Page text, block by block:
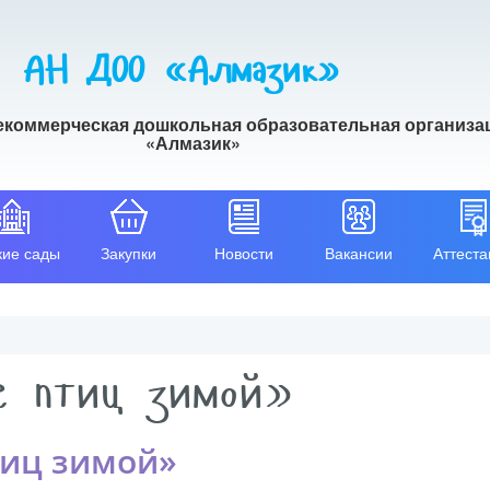
АН ДОО «Алмазик»
дошкольная образовательная
«Алмазик»
сады Закупки Новости Вакансии
птиц зимой»
зимой»